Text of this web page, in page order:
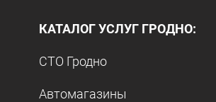
КАТАЛОГ УСЛУГ ГРОДНО:
СТО Гродно
Автомагазины